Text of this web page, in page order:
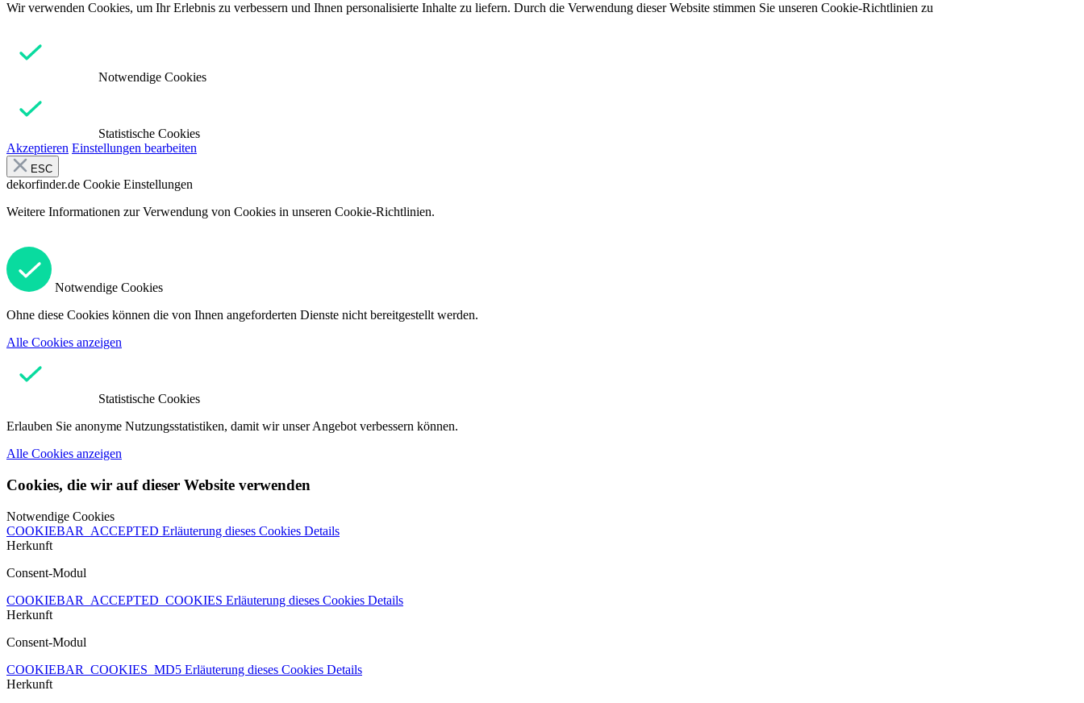
Wir verwenden Cookies, um Ihr Erlebnis zu verbessern und Ihnen personalisierte Inhalte zu liefern. Durch die Verwendung dieser Website stimmen Sie unseren Cookie-Richtlinien zu
Notwendige Cookies
Statistische Cookies
Akzeptieren Einstellungen bearbeiten
ESC
dekorfinder.de Cookie Einstellungen
Weitere Informationen zur Verwendung von Cookies in unseren Cookie-Richtlinien.
Notwendige Cookies
Ohne diese Cookies können die von Ihnen angeforderten Dienste nicht bereitgestellt werden.
Alle Cookies anzeigen
Statistische Cookies
Erlauben Sie anonyme Nutzungsstatistiken, damit wir unser Angebot verbessern können.
Alle Cookies anzeigen
Cookies, die wir auf dieser Website verwenden
Notwendige Cookies
COOKIEBAR_ACCEPTED Erläuterung dieses Cookies Details
Herkunft
Consent-Modul
COOKIEBAR_ACCEPTED_COOKIES Erläuterung dieses Cookies Details
Herkunft
Consent-Modul
COOKIEBAR_COOKIES_MD5 Erläuterung dieses Cookies Details
Herkunft